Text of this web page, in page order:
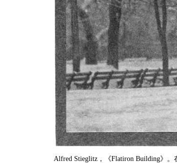
Alfred Stieglitz，《Flatiron Building》